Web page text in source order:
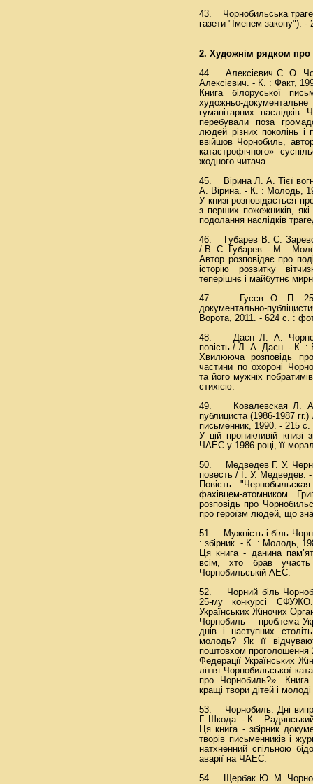
43. Чорнобильська
газети "Іменем закону").
2. Художнім рядком про
44. Алексієвич С. О.
Алексієвич. - К. : Факт,
Книга білоруської
художньо-
гуманітарних наслідків
перебували поза
людей різних поколінь
ввійшов Чорнобиль,
катастрофічного»
жодного читача.
45. Вірина Л. А. Тієї
А. Вірина. - К. : Молодь,
У книзі розповідається
з перших пожежників,
подолання наслідків
46. Губарев В. С. Зарево
/ В. С. Губарев. - М. :
Автор розповідає про
історію розвитку
теперішнє і майбутнє
47. Гусєв О. П. 25
документально-
Ворота, 2011. - 624 с. :
48. Даєн Л. А.
повість / Л. А. Даєн. - К. :
Хвилююча розповідь
частини по охороні
та його мужніх
стихією.
49. Ковалевская Л. А.
публициста (1986-1987
письменник, 1990. - 215 с.
У цій проникливій книзі
ЧАЕС у 1986 році, її
50. Медведев Г. У.
повесть / Г. У. Медведев.
Повість
фахівцем-атомником
розповідь про
про героїзм людей, що
51. Мужність і біль
: збірник. - К. : Молодь,
Ця книга - данина
всім, хто брав участь
Чорнобильській АЕС.
52. Чорний біль
25-му конкурсі
Українських Жіночих
Чорнобиль – проблема
днів і наступних
молодь? Як її
поштовхом проголошення
Федерації Українських
ліття Чорнобильської
про Чорнобиль?».
кращі твори дітей і
53. Чорнобиль. Дні
Г. Шкода. - К. :
Ця книга - збірник
творів письменників і
натхненний спільною
аварії на ЧАЕС.
54. Щербак Ю. М.